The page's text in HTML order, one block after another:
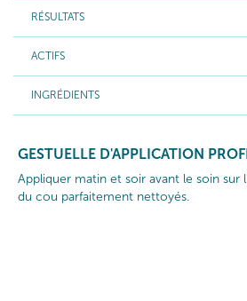
RÉSULTATS
ACTIFS
INGRÉDIENTS
GESTUELLE D'APPLICATION
Appliquer matin et soir avant le soin sur
du cou parfaitement nettoyés.